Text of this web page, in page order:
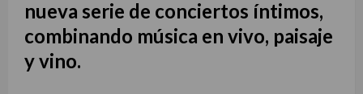
nueva serie de conciertos íntimos,
combinando música en vivo, paisaje
y vino.